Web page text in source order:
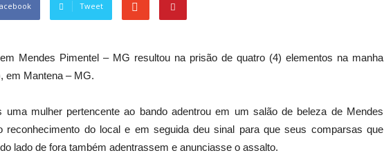
Tweet
Mendes Pimentel – MG resultou na prisão de quatro (4) elementos na manha
em Mantena – MG.
uma mulher pertencente ao bando adentrou em um salão de beleza de Mendes
reconhecimento do local e em seguida deu sinal para que seus comparsas que
lado de fora também adentrassem e anunciasse o assalto.